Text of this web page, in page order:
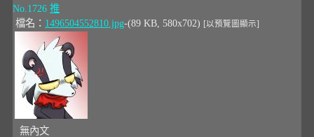
No.1726 推
檔名： 1496504552810.jpg-(89 KB, 580x702) [以預覽圖顯示]
無內文